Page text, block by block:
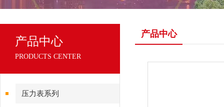
产品中心
PRODUCTS CENTER
压力表系列
产品中心